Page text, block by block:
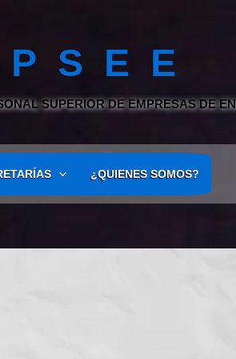
P S E E
SUPERIOR DE EMPRESAS DE
¿QUIENES SOMOS?